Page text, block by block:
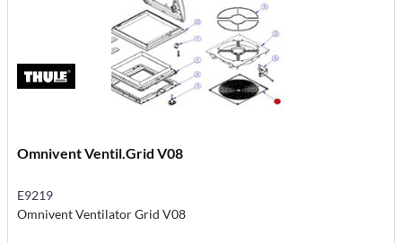
Omnivent Ventil.Grid V08
E9219
Omnivent Ventilator Grid V08